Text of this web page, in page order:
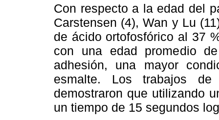
Con respecto a la edad del
Carstensen (4), Wan y Lu
de ácido ortofosfórico al 37
con una edad promedio
adhesión, una mayor
esmalte. Los trabajos
demostraron que utilizando
un tiempo de 15 segundos